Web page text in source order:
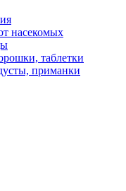
насекомых
таблетки
приманки